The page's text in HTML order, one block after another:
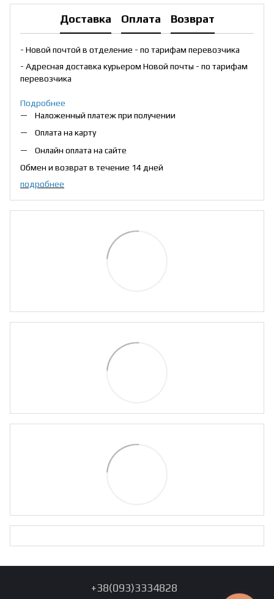
Доставка Оплата Возврат
- Новой почтой в отделение - по тарифам перевозчика
- Адресная доставка курьером Новой почты - по тарифам
перевозчика
Подробнее
Наложенный платеж при получении
Оплата на карту
Онлайн оплата на сайте
Обмен и возврат в течение 14 дней
подробнее
+38(093)3334828